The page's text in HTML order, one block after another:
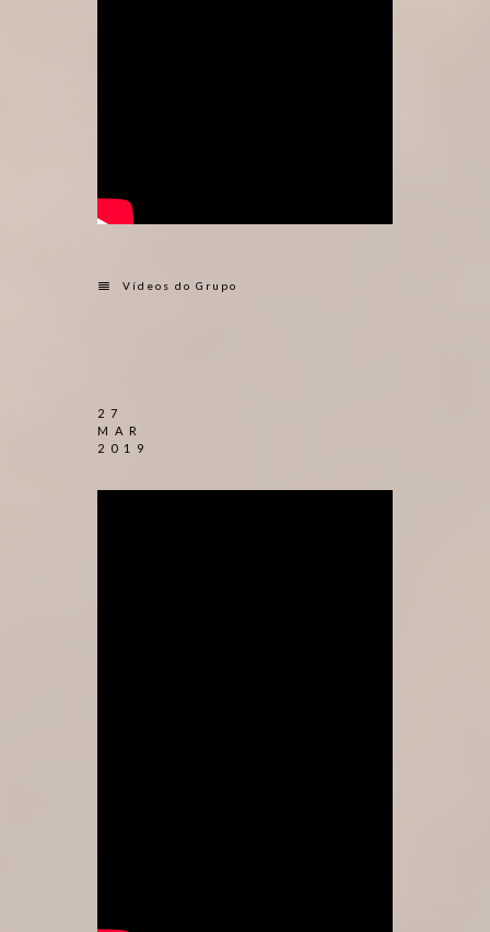
Vídeos do Grupo
27
MAR
2019